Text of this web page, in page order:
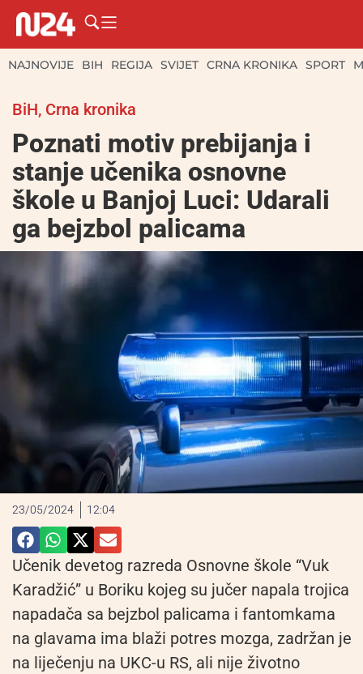
NAJNOVIJE BIH REGIJA SVIJET CRNA KRONIKA SPORT
BiH, Crna kronika
Poznati motiv prebijanja i
stanje učenika osnovne
škole u Banjoj Luci: Udarali
ga bejzbol palicama
23/05/2024 12:04
Učenik devetog razreda Osnovne škole “Vuk
Karadžić” u Boriku kojeg su jučer napala trojica
napadača sa bejzbol palicama i fantomkama
na glavama ima blaži potres mozga, zadržan je
na liječenju na UKC-u RS, ali nije životno